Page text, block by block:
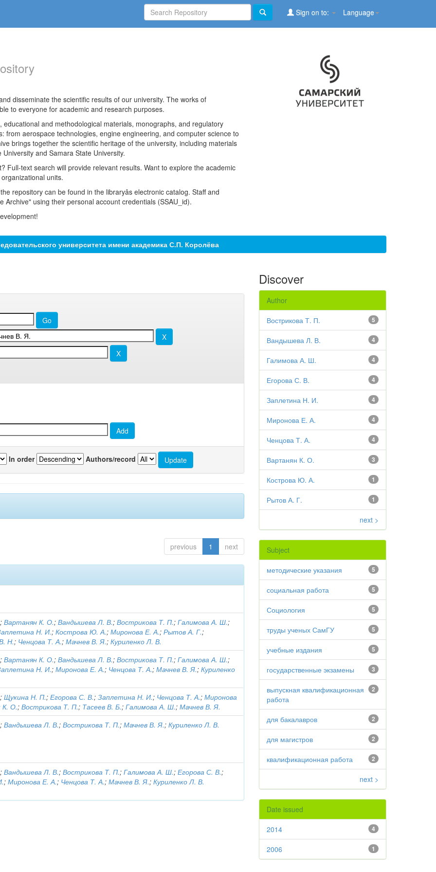
Language
Sign on to:
disseminate the scientific results of our university. The works of
to everyone for academic and research purposes.
and methodological materials, monographs, and regulatory
from aerospace technologies, engine engineering, and computer science to
brings together the scientific heritage of the university, including materials
and Samara State University.
Full-text search will provide relevant results. Want to explore the academic
organizational units.
repository can be found in the libraryâs electronic catalog. Staff and
using their personal account credentials (SSAU_id).
университета имени академика С.П. Королёва
In order Authors/record
previous 1 next
;Вартанян К. О.;Вандышева Л. В.;Вострикова Т. П.;Галимова А. Ш.;
Н. И.;Кострова Ю. А.;Миронова Е. А.;Рытов А. Г.;
Н.; Ченцова Т. А.;Мачнев В. Я.;Куриленко Л. В.
;Вартанян К. О.;Вандышева Л. В.;Вострикова Т. П.;Галимова А. Ш.;
Н. И.;Миронова Е. А.; Ченцова Т. А.;Мачнев В. Я.;Куриленко
;Щукина Н. П.;Егорова С. В.;Заплетина Н. И.; Ченцова Т. А.;Миронова
К. О.;Вострикова Т. П.; Тасеев В. Б.;Галимова А. Ш.;Мачнев В. Я.
;Вандышева Л. В.;Вострикова Т. П.;Мачнев В. Я.;Куриленко Л. В.
;Вандышева Л. В.;Вострикова Т. П.;Галимова А. Ш.;Егорова С. В.;
;Миронова Е. А.; Ченцова Т. А.;Мачнев В. Я.;Куриленко Л. В.
Discover
Author
5
Вострикова Т. П.
4
Вандышева Л. В.
4
Галимова А. Ш.
4
Егорова С. В.
4
Заплетина Н. И.
4
Миронова Е. А.
4
Ченцова Т. А.
3
Вартанян К. О.
1
Кострова Ю. А.
1
Рытов А. Г.
next >
Subject
5
методические указания
5
социальная работа
5
Социология
5
труды ученых СамГУ
5
учебные издания
3
государственные экзамены
2
выпускная квалификационная
работа
2
для бакалавров
2
для магистров
2
квалификационная работа
next >
Date issued
4
2014
1
2006